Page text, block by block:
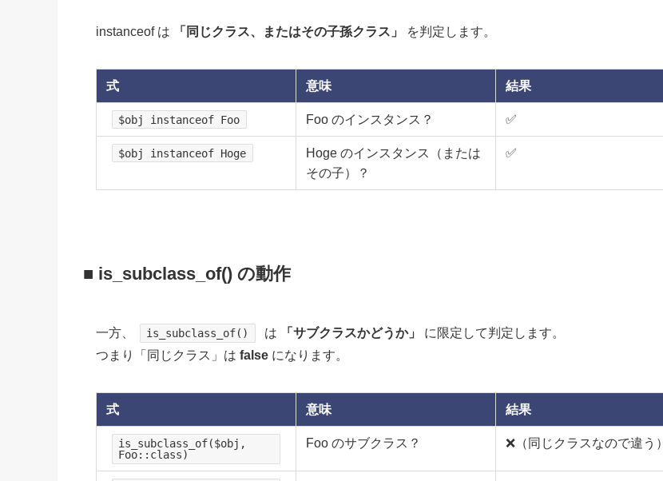
instanceof は 「同じクラス、またはその子孫クラス」 を判定します。
式 意味 結果
$obj instanceof Foo Foo のインスタンス？ ✅
$obj instanceof Hoge
Hoge のインスタンス（または
その子）？
✅
■ is_subclass_of() の動作
一方、 is_subclass_of() は 「サブクラスかどうか」
に限定して判定します。
つまり「同じクラス」は false になります。
式 意味 結果
is_subclass_of($obj,
Foo::class)
Foo のサブクラス？ ❌（同じクラスなので違う）